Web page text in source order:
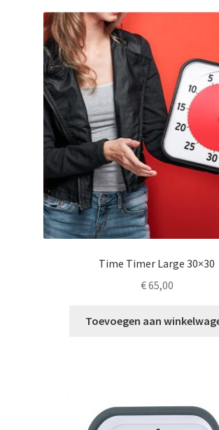
Time Timer Large 30×30
€65,00
Toevoegen aan